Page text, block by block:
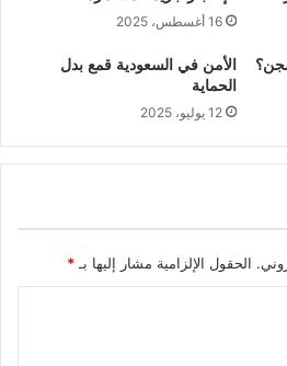
16 أغسطس، 2025
الأمن في السعودية قمع بدل
الحماية
12 يوليو، 2025
الحقول الإلزامية مشار إليها بـ *